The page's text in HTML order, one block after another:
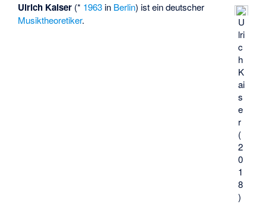
U
lri
c
h
K
ai
s
e
r
(
2
0
1
8
)
Ulrich Kaiser (* 1963 in Berlin) ist ein deutscher
Musiktheoretiker.